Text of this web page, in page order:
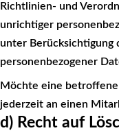
Richtlinien- und
unrichtiger
unter Berücksichtigung
personenbezogener
Möchte eine betroffene
jederzeit an einen
d) Recht auf